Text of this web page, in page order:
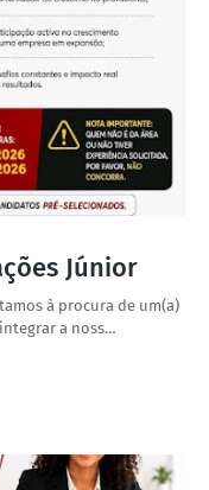
Júnior
à procura de um(a)
a noss…